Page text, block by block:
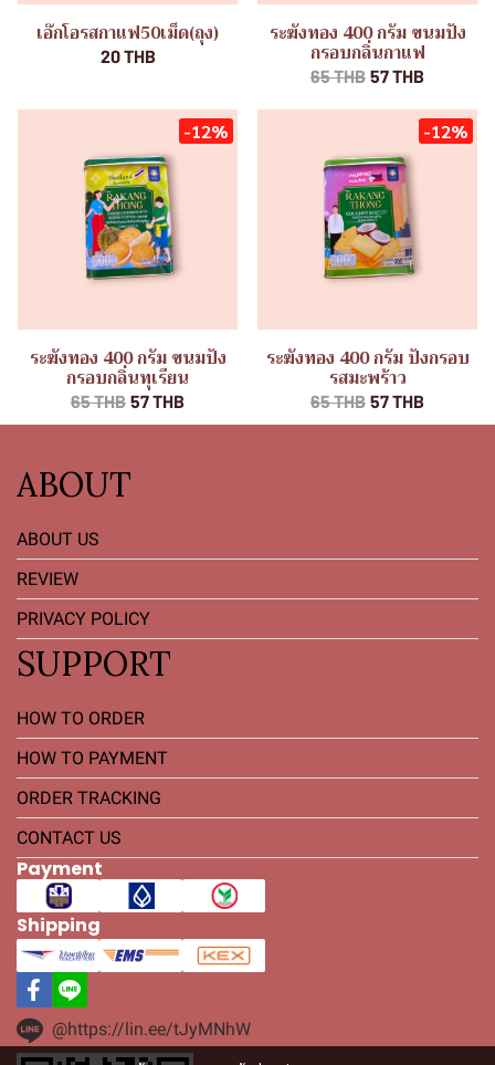
เอ๊กโอรสกาแฟ50เม็ด(ถุง)
20 THB
ระฆังทอง 400 กรัม ขนมปัง
กรอบกลิ่นกาแฟ
65 THB 57 THB
-12%
ระฆังทอง 400 กรัม ขนมปัง
กรอบกลิ่นทุเรียน
65 THB 57 THB
-12%
ระฆังทอง 400 กรัม ปังกรอบ
รสมะพร้าว
65 THB 57 THB
ABOUT
ABOUT US
REVIEW
PRIVACY POLICY
SUPPORT
HOW TO ORDER
HOW TO PAYMENT
ORDER TRACKING
CONTACT US
Payment
Shipping
@https://lin.ee/tJyMNhW